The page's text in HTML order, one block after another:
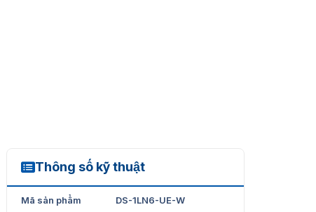
Thông số kỹ thuật
DS-1LN6-UE-W
Mã sản phẩm DS-1LN6-UE-W